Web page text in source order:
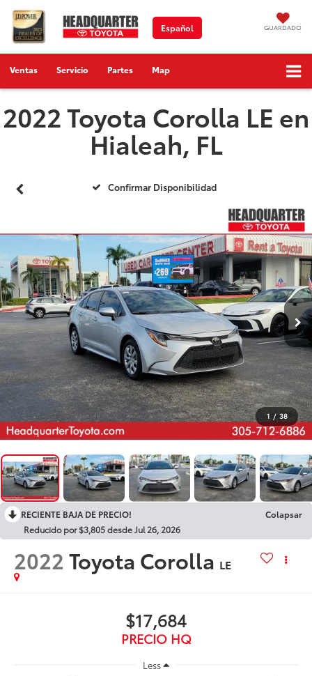
Español GUARDADO
Ventas Servicio Partes Map
2022 Toyota Corolla LE en
Hialeah, FL
Confirmar Disponibilidad
1 / 38
RECIENTE BAJA DE PRECIO!
Colapsar
Reducido por $3,805 desde Jul 26, 2026
2022Toyota Corolla LE
$17,684
PRECIO HQ
Less